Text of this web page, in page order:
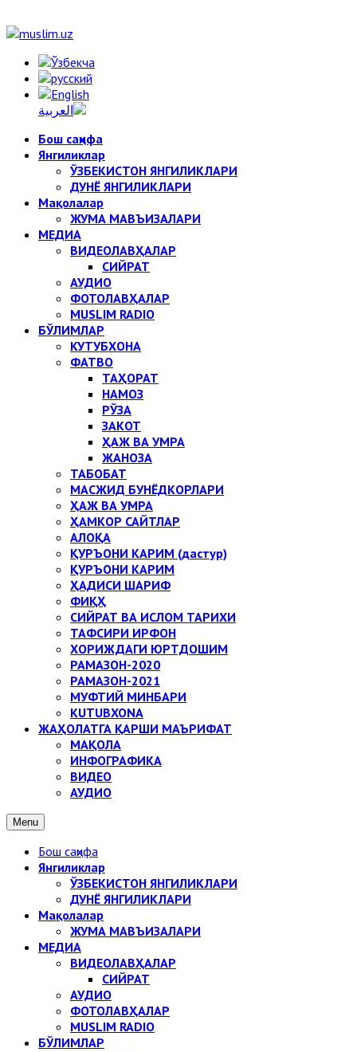
Бош саҳифа
Янгиликлар
ЎЗБЕКИСТОН ЯНГИЛИКЛАРИ
ДУНЁ ЯНГИЛИКЛАРИ
Мақолалар
ЖУМА МАВЪИЗАЛАРИ
МЕДИА
ВИДЕОЛАВҲАЛАР
СИЙРАТ
АУДИО
ФОТОЛАВҲАЛАР
MUSLIM RADIO
БЎЛИМЛАР
КУТУБХОНА
ФАТВО
ТАҲОРАТ
НАМОЗ
РЎЗА
ЗАКОТ
ҲАЖ ВА УМРА
ЖАНОЗА
ТАБОБАТ
МАСЖИД БУНЁДКОРЛАРИ
ҲАЖ ВА УМРА
ҲАМКОР САЙТЛАР
АЛОҚА
ҚУРЪОНИ КАРИМ (дастур)
ҚУРЪОНИ КАРИМ
ҲАДИСИ ШАРИФ
ФИҚҲ
СИЙРАТ ВА ИСЛОМ ТАРИХИ
ТАФСИРИ ИРФОН
ХОРИЖДАГИ ЮРТДОШИМ
РАМАЗОН-2020
РАМАЗОН-2021
МУФТИЙ МИНБАРИ
KUTUBXONA
ЖАҲОЛАТГА ҚАРШИ МАЪРИФАТ
МАҚОЛА
ИНФОГРАФИКА
ВИДЕО
АУДИО
Menu
Бош саҳифа
Янгиликлар
ЎЗБЕКИСТОН ЯНГИЛИКЛАРИ
ДУНЁ ЯНГИЛИКЛАРИ
Мақолалар
ЖУМА МАВЪИЗАЛАРИ
МЕДИА
ВИДЕОЛАВҲАЛАР
СИЙРАТ
АУДИО
ФОТОЛАВҲАЛАР
MUSLIM RADIO
БЎЛИМЛАР